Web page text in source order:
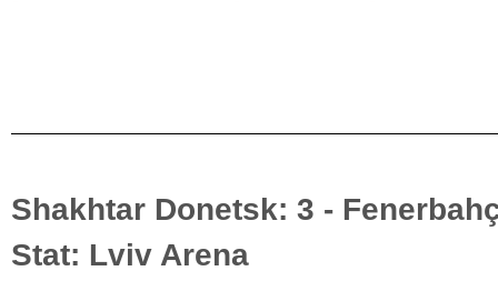
Shakhtar Donetsk: 3 -
Stat: Lviv Arena